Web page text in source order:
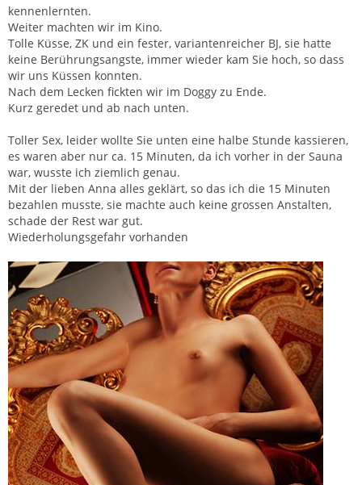
kennenlernten.
Weiter machten wir im Kino.
Tolle Küsse, ZK und ein fester, variantenreicher BJ, sie hatte
keine Berührungsangste, immer wieder kam Sie hoch, so dass
wir uns Küssen konnten.
Nach dem Lecken fickten wir im Doggy zu Ende.
Kurz geredet und ab nach unten.
Toller Sex, leider wollte Sie unten eine halbe Stunde kassieren,
es waren aber nur ca. 15 Minuten, da ich vorher in der Sauna
war, wusste ich ziemlich genau.
Mit der lieben Anna alles geklärt, so das ich die 15 Minuten
bezahlen musste, sie machte auch keine grossen Anstalten,
schade der Rest war gut.
Wiederholungsgefahr vorhanden